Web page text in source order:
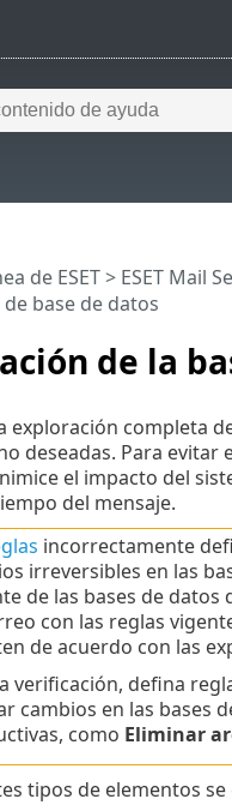
de la
de ESET> ESET Mail
base de datos
exploración completa
deseadas. Para
el impacto del
del mensaje.
incorrectamente
irreversibles en las
de las bases de
con las reglas
de acuerdo con las
verificación, defina
cambios en las bases
como Eliminar
tipos de elementos